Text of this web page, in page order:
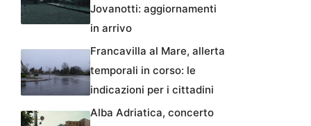
Jovanotti: aggiornamenti
in arrivo
Francavilla al Mare, allerta
temporali in corso: le
indicazioni per i cittadini
Alba Adriatica, concerto